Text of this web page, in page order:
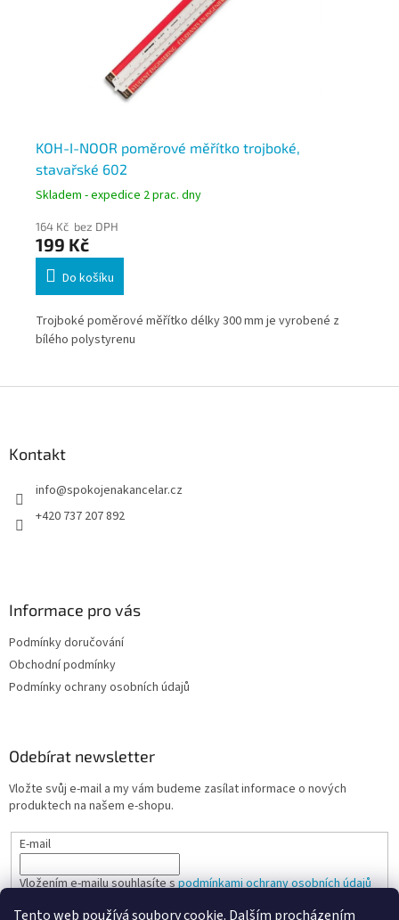
Tento web používá soubory cookie. Dalším procházením
KOH-I-NOOR poměrové měřítko trojboké,
stavařské 602
Skladem - expedice 2 prac. dny
164 Kč bez DPH
199 Kč
Do košíku
Trojboké poměrové měřítko délky 300 mm je vyrobené z
bílého polystyrenu
Kontakt
info@spokojenakancelar.cz
+420 737 207 892
Informace pro vás
Podmínky doručování
Obchodní podmínky
Podmínky ochrany osobních údajů
Odebírat newsletter
Vložte svůj e-mail a my vám budeme zasílat informace o nových
produktech na našem e-shopu.
E-mail
Vložením e-mailu souhlasíte spodmínkami ochrany osobních údajů